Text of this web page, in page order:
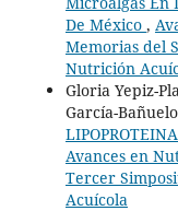
De México ,
Memorias del
Nutrición
Gloria Yepiz-
García-
Avances en
Tercer
Acuícola